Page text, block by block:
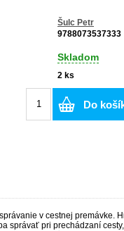
Šulc Petr
9788073537333
Skladom
2 ks
Do
v cestnej premávke.
správať pri prechádzaní